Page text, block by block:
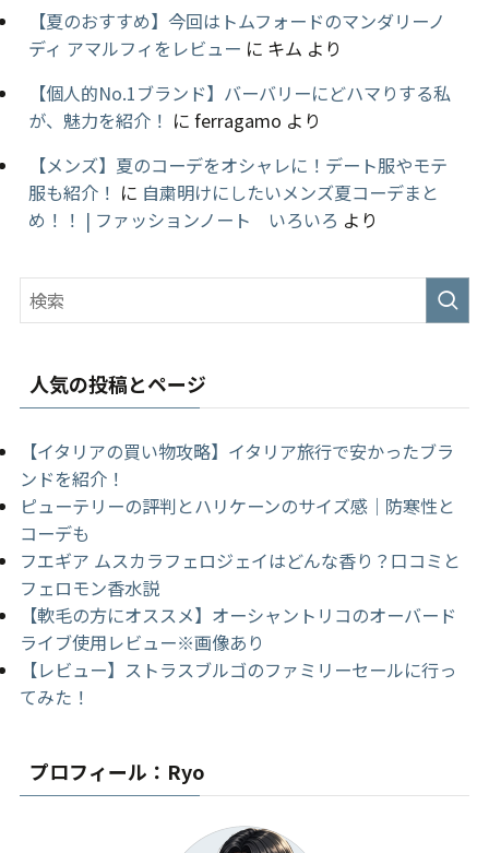
【夏のおすすめ】今回はトムフォードのマンダリーノ
ディ アマルフィをレビュー に キム より
【個人的No.1ブランド】バーバリーにどハマりする私
が、魅力を紹介！ に ferragamo より
【メンズ】夏のコーデをオシャレに！デート服やモテ
服も紹介！ に 自粛明けにしたいメンズ夏コーデまと
め！！ | ファッションノート いろいろ より
人気の投稿とページ
【イタリアの買い物攻略】イタリア旅行で安かったブラ
ンドを紹介！
ピューテリーの評判とハリケーンのサイズ感｜防寒性と
コーデも
フエギア ムスカラフェロジェイはどんな香り？口コミと
フェロモン香水説
【軟毛の方にオススメ】オーシャントリコのオーバード
ライブ使用レビュー※画像あり
【レビュー】ストラスブルゴのファミリーセールに行っ
てみた！
プロフィール：Ryo